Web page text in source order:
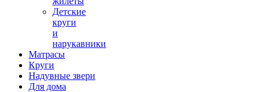
Детские
круги
и
нарукавники
Матрасы
Круги
Надувные звери
Для дома